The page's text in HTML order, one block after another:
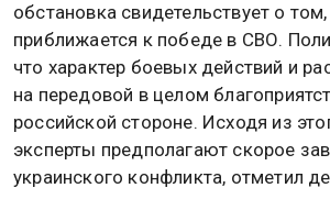
обстановка свидетельствует о
приближается к победе в СВО.
что характер боевых действий и
на передовой в целом
российской стороне. Исходя из
эксперты предполагают скорое
украинского конфликта, отметил